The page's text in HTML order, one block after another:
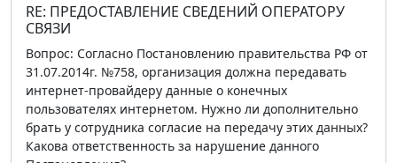
RE: ПРЕДОСТАВЛЕНИЕ СВЕДЕНИЙ ОПЕРАТОРУ
СВЯЗИ
Вопрос: Согласно Постановлению правительства РФ от
31.07.2014г. №758, организация должна передавать
интернет-провайдеру данные о конечных
пользователях интернетом. Нужно ли дополнительно
брать у сотрудника согласие на передачу этих данных?
Какова ответственность за нарушение данного